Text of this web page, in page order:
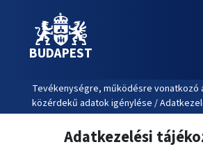
BUDAPEST
Tevékenységre, működésre vonatkozó
közérdekű adatok igénylése /
Adatkezelési